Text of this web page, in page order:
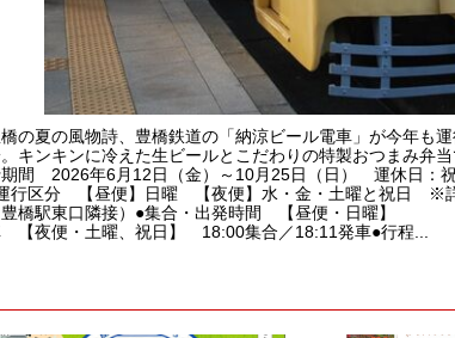
の夏の風物詩、豊橋鉄道の「納涼ビール電車」が今年も
キンキンに冷えた生ビールとこだわりの特製おつまみ弁
間 2026年6月12日（金）～10月25日（日） 運休日：
行区分 【昼便】日曜 【夜便】水・金・土曜と祝日 ※
豊橋駅東口隣接）●集合・出発時間 【昼便・日曜】
【夜便・土曜、祝日】 18:00集合／18:11発車●行程...